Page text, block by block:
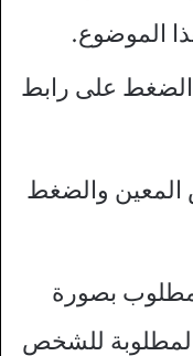
الموضوع.
الضغط على رابط
والضغط
بصورة
المطلوبة للشخص